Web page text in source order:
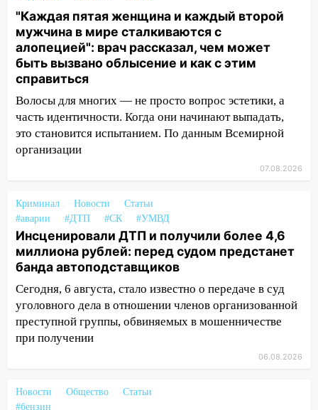
нарушителей на контейнерных
площадках
11:20 Ульяновская шахматистка
Валерия Клейменова выиграла два
золота в составе сборной мира
11:16 В Ульяновске открыли памятную
доску декабристу Кондратию Рылееву
10:40 В Ульяновске спасатели ночью
нашли потерявшегося в заброшенных
10:26
На нескольких улицах Ульяновска
временно отключили холодную воду
10:14 В Ульяновске двоих участников
коррупционной схемы при ЦГКБ
отправили в колонию на 7 и 8 лет
09:52 Ночью беспилотники сбили над
соседними Татарстаном и Саратовской
областью
Диана Шурыгина уверовала в
"Каждая пятая женщина и каждый второй
мужчина в мире сталкиваются с
алопецией": врач рассказал, чем может
быть вызвано облысение и как с этим
справиться
Волосы для многих — не просто вопрос эстетики, а
часть идентичности. Когда они начинают выпадать,
это становится испытанием. По данным Всемирной
организации
07.08.2026
Криминал Новости
Статьи
#аварии
#ДТП #СК #УМВД
Инсценировали ДТП и получили более 4,6
миллиона рублей: перед судом предстанет
банда автоподставщиков
Сегодня, 6 августа, стало известно о передаче в суд
уголовного дела в отношении членов организованной
преступной группы, обвиняемых в мошенничестве
при получении
06.08.2026
Новости Общество
Статьи
#бензин